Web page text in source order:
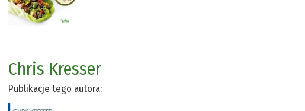
Chris Kresser
Publikacje tego autora: